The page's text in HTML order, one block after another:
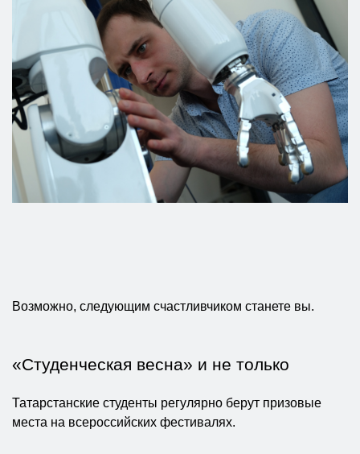
Возможно, следующим счастливчиком станете вы.
«Студенческая весна» и не только
Татарстанские студенты регулярно берут призовые
места на всероссийских фестивалях.